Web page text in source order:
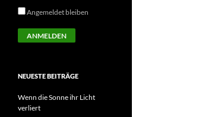
Angemeldet bleiben
NEUESTE BEITRÄGE
Wenn die Sonne ihr Licht
verliert